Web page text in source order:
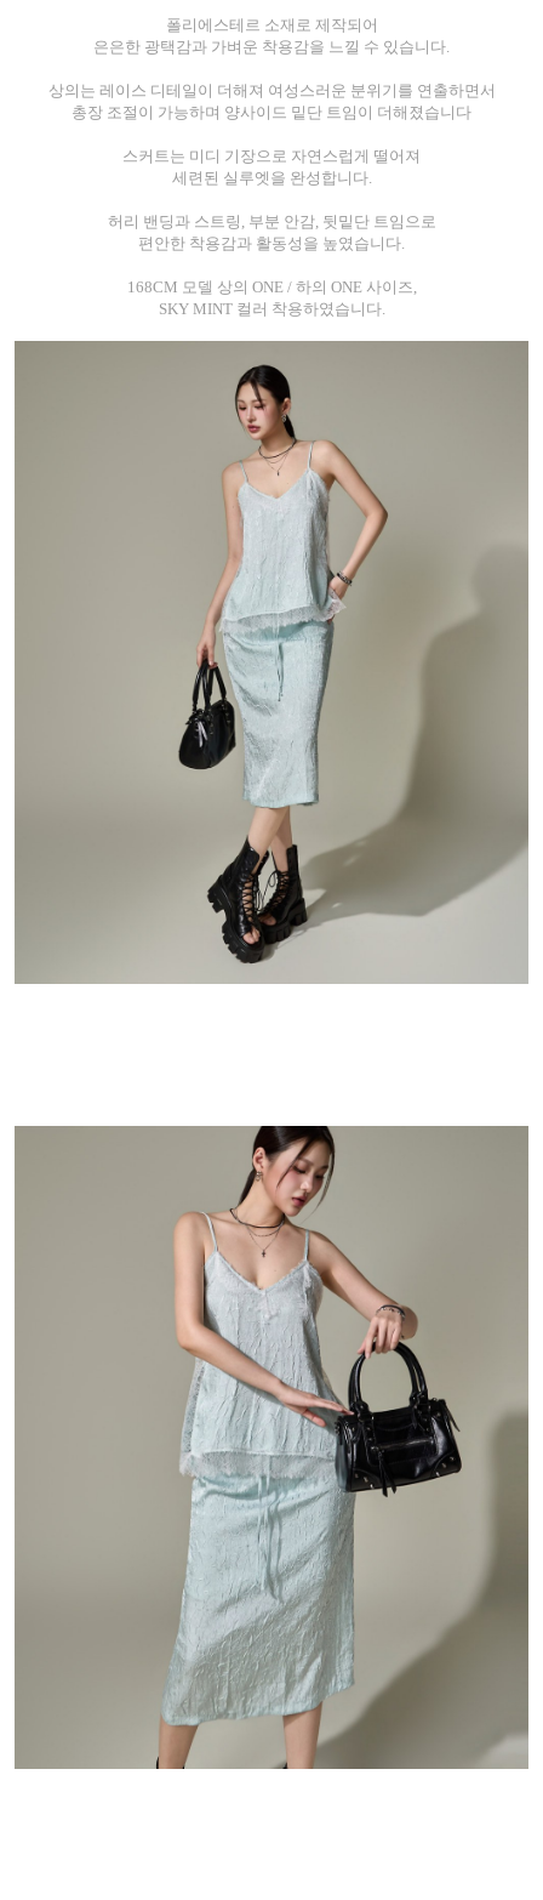
폴리에스테르 소재로 제작되어
은은한 광택감과 가벼운 착용감을 느낄 수 있습니다.
상의는 레이스 디테일이 더해져 여성스러운 분위기를 연출하면서
총장 조절이 가능하며 양사이드 밑단 트임이 더해졌습니다
스커트는 미디 기장으로 자연스럽게 떨어져
세련된 실루엣을 완성합니다.
허리 밴딩과 스트링, 부분 안감, 뒷밑단 트임으로
편안한 착용감과 활동성을 높였습니다.
168CM 모델 상의 ONE / 하의 ONE 사이즈,
SKY MINT 컬러 착용하였습니다.